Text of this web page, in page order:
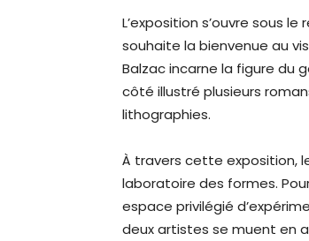
L’exposition s’ouvre sous
souhaite la bienvenue au
Balzac incarne la figure du
côté illustré plusieurs
lithographies.
À travers cette exposition,
laboratoire des formes.
espace privilégié
deux artistes se muent en